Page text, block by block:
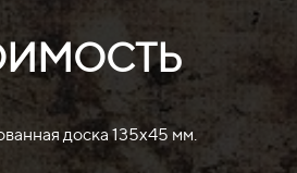
доска 135х45 мм.